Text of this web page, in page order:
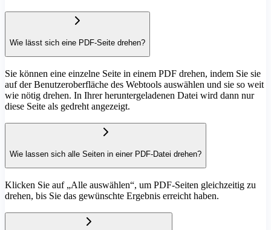
Wie lässt sich eine PDF-Seite drehen?
Sie können eine einzelne Seite in einem PDF drehen, indem Sie sie
auf der Benutzeroberfläche des Webtools auswählen und sie so weit
wie nötig drehen. In Ihrer heruntergeladenen Datei wird dann nur
diese Seite als gedreht angezeigt.
Wie lassen sich alle Seiten in einer PDF-Datei drehen?
Klicken Sie auf „Alle auswählen“, um PDF-Seiten gleichzeitig zu
drehen, bis Sie das gewünschte Ergebnis erreicht haben.